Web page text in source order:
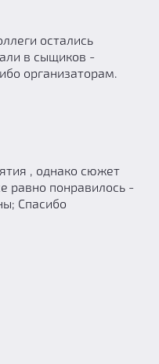
остались
в сыщиков -
организаторам.
, однако сюжет
равно понравилось -
Спасибо